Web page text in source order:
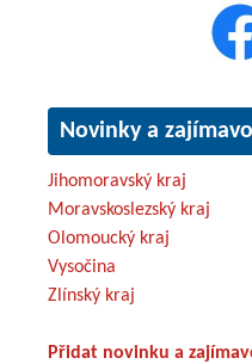
Novinky a
Jihomoravský kraj
Moravskoslezský kraj
Olomoucký kraj
Vysočina
Zlínský kraj
Přidat novinku a